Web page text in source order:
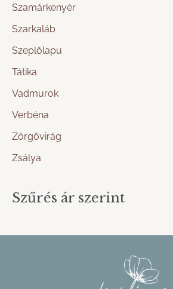
Szamárkenyér
Szarkaláb
Szeplőlapu
Tátika
Vadmurok
Verbéna
Zörgővirág
Zsálya
Szűrés ár szerint